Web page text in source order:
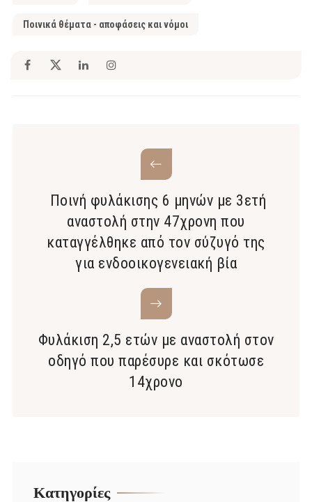
Ποινικά θέματα - αποφάσεις και νόμοι
Ποινή φυλάκισης 6 μηνών με 3ετή
αναστολή στην 47χρονη που
καταγγέλθηκε από τον σύζυγό της
για ενδοοικογενειακή βία
Φυλάκιση 2,5 ετών με αναστολή στον
οδηγό που παρέσυρε και σκότωσε
14χρονο
Kατηγορίες